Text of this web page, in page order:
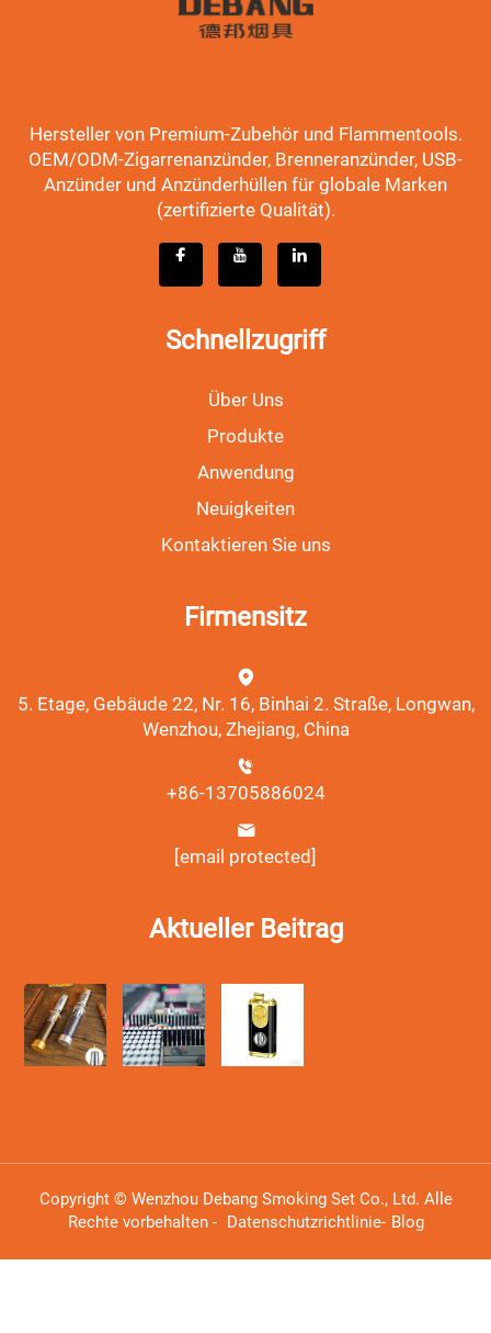
Hersteller von Premium-Zubehör und Flammentools.
OEM/ODM-Zigarrenanzünder, Brenneranzünder, USB-
Anzünder und Anzünderhüllen für globale Marken
(zertifizierte Qualität).
Schnellzugriff
Über Uns
Produkte
Anwendung
Neuigkeiten
Kontaktieren Sie uns
Firmensitz
5. Etage, Gebäude 22, Nr. 16, Binhai 2. Straße, Longwan,
Wenzhou, Zhejiang, China
+86-13705886024
[email protected]
Aktueller Beitrag
Copyright © Wenzhou Debang Smoking Set Co., Ltd. Alle
Rechte vorbehalten - Datenschutzrichtlinie- Blog